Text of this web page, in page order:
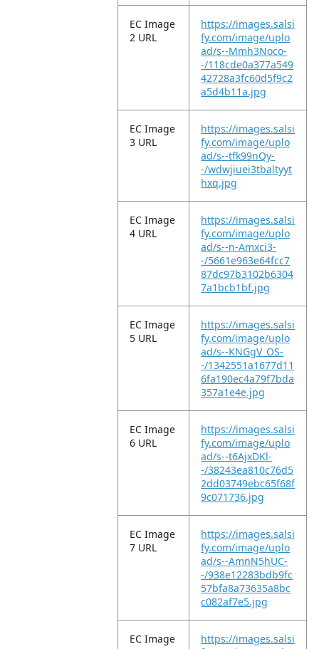
EC Image
2 URL
https://images.salsi
fy.com/image/uplo
ad/s--Mmh3Noco-
-/118cde0a377a549
42728a3fc60d5f9c2
a5d4b11a.jpg
EC Image
3 URL
https://images.salsi
fy.com/image/uplo
ad/s--tfk99nQy-
-/wdwjiuei3tbaltyyt
hxq.jpg
EC Image
4 URL
https://images.salsi
fy.com/image/uplo
ad/s--n-Amxci3-
-/5661e963e64fcc7
87dc97b3102b6304
7a1bcb1bf.jpg
EC Image
5 URL
https://images.salsi
fy.com/image/uplo
ad/s--KNGgV_OS-
-/1342551a1677d11
6fa190ec4a79f7bda
357a1e4e.jpg
EC Image
6 URL
https://images.salsi
fy.com/image/uplo
ad/s--t6AjxDKl-
-/38243ea810c76d5
2dd03749ebc65f68f
9c071736.jpg
EC Image
7 URL
https://images.salsi
fy.com/image/uplo
ad/s--AmnN5hUC-
-/938e12283bdb9fc
57bfa8a73635a8bc
c082af7e5.jpg
EC Image
https://images.salsi